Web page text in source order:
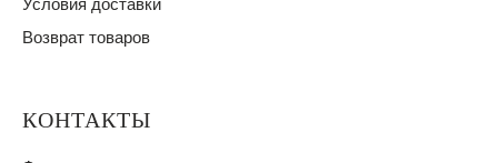
Условия доставки
Возврат товаров
КОНТАКТЫ